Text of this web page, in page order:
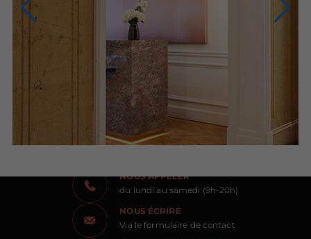
NOUS CONTACTER
NOUS APPELER
du lundi au samedi (9h-20h)
NOUS ÉCRIRE
Via le formulaire de contact